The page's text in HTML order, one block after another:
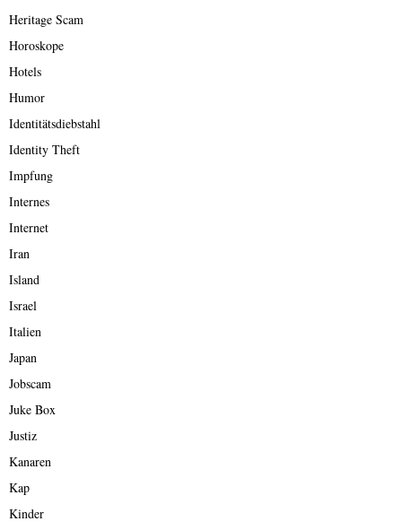
Heritage Scam
Horoskope
Hotels
Humor
Identitätsdiebstahl
Identity Theft
Impfung
Internes
Internet
Iran
Island
Israel
Italien
Japan
Jobscam
Juke Box
Justiz
Kanaren
Kap
Kinder